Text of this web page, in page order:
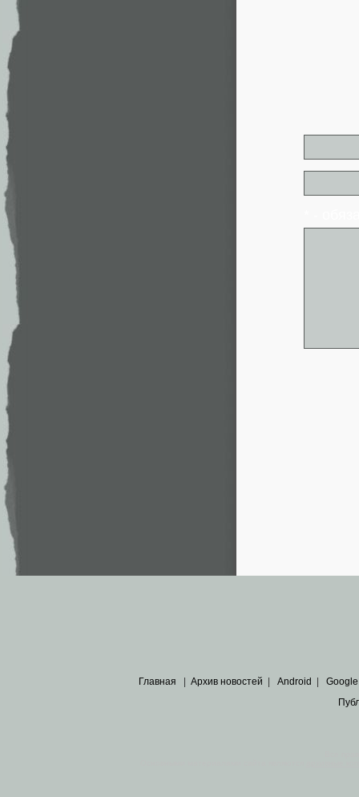
Главная Архив новостей Android Google